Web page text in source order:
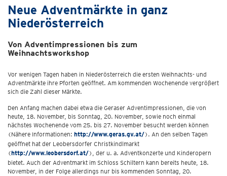
Neue Adventmärkte in ganz
Niederösterreich
Von Adventimpressionen bis zum
Weihnachtsworkshop
Vor wenigen Tagen haben in Niederösterreich die ersten Weihnachts- und
Adventmärkte ihre Pforten geöffnet. Am kommenden Wochenende vergrößert
sich die Zahl dieser Märkte.
Den Anfang machen dabei etwa die Geraser Adventimpressionen, die von
heute, 18. November, bis Sonntag, 20. November, sowie noch einmal
nächstes Wochenende vom 25. bis 27. November besucht werden können
(Nähere Informationen: http://www.geras.gv.at/). An den selben Tagen
geöffnet hat der Leobersdorfer Christkindlmarkt
(http://www.leobersdorf.at/), der u. a. Adventkonzerte und Kinderopern
bietet. Auch der Adventmarkt im Schloss Schiltern kann bereits heute, 18.
November, in der Folge allerdings nur bis kommenden Sonntag, 20.